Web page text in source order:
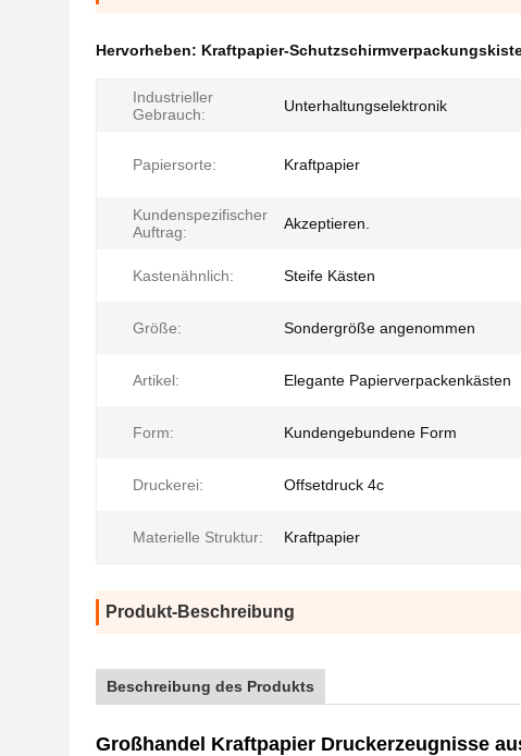
Hervorheben: Kraftpapier-
Industrieller
Gebrauch:
Unterhaltungselektronik
Papiersorte: Kraftpapier
Kundenspezifischer
Auftrag:
Akzeptieren.
Kastenähnlich: Steife Kästen
Größe: Sondergröße angenommen
Artikel: Elegante Papierverpackenkästen
Form: Kundengebundene Form
Druckerei: Offsetdruck 4c
Materielle Struktur: Kraftpapier
Produkt-Beschreibung
Beschreibung des Produkts
Großhandel Kraftpapier Druckerzeugnisse